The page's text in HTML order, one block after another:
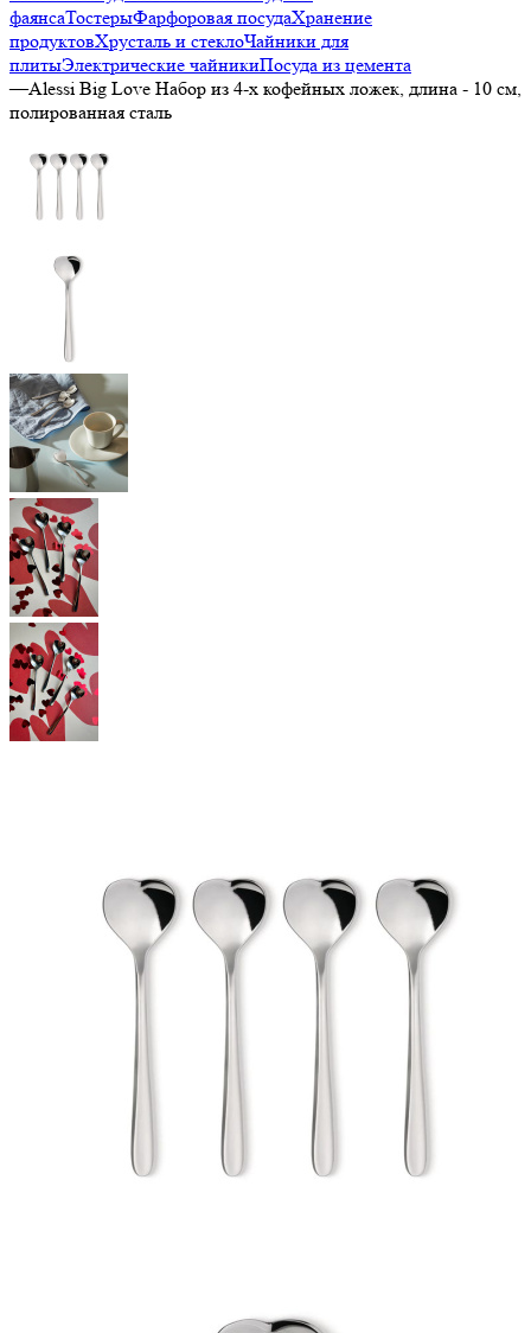
фаянсаТостерыФарфоровая посудаХранение
продуктовХрусталь и стеклоЧайники для
плитыЭлектрические чайникиПосуда из цемента
—Alessi Big Love Набор из 4-х кофейных ложек, длина - 10 см,
полированная сталь